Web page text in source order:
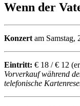
Wenn der
Konzert am Samstag,
Eintritt: € 18 / € 12
Vorverkauf während
telefonische